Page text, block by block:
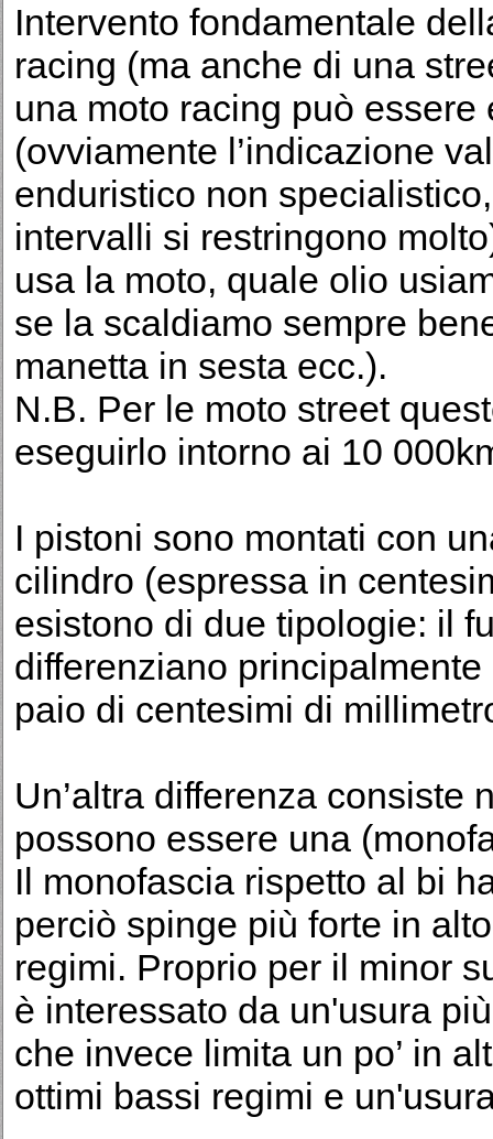
Intervento fondamentale
racing (ma anche di una
una moto racing può
(ovviamente l’indicazione
enduristico non
intervalli si restringono
usa la moto, quale olio
se la scaldiamo sempre
manetta in sesta ecc.).
N.B. Per le moto street
eseguirlo intorno ai 10
I pistoni sono montati con
cilindro (espressa in
esistono di due tipologie: il
differenziano
paio di centesimi di
Un’altra differenza consiste
possono essere una
Il monofascia rispetto al bi
perciò spinge più forte in
regimi. Proprio per il minor
è interessato da un'usura
che invece limita un po’ in
ottimi bassi regimi e